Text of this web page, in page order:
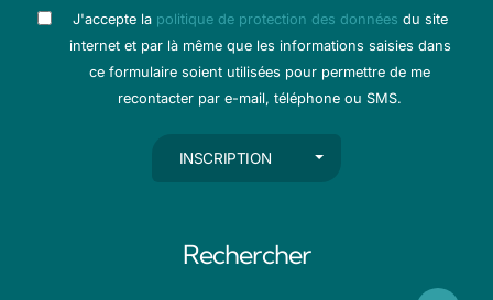
J'accepte la politique de protection des données du site
internet et par là même que les informations saisies dans
ce formulaire soient utilisées pour permettre de me
recontacter par e-mail, téléphone ou SMS.
INSCRIPTION AUTRES ACTIONS
Rechercher